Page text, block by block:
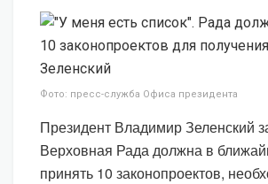
Фото: пресс-служба Офиса президента
Президент Владимир Зеленский
Верховная Рада должна в
принять 10 законопроектов,